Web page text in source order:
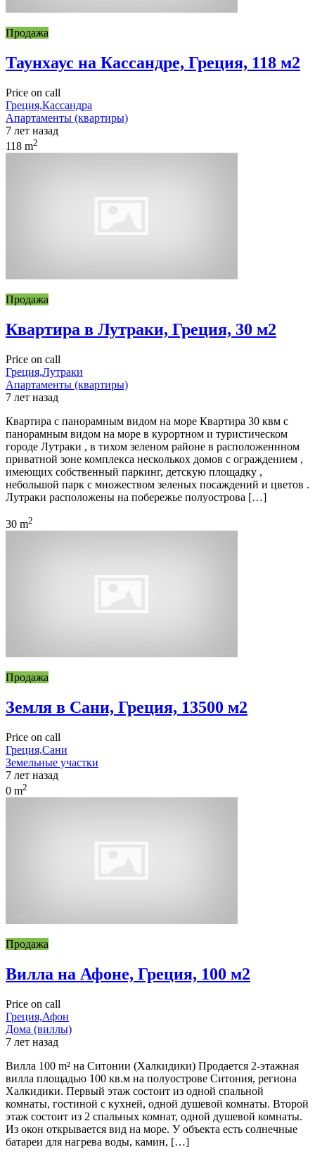
Продажа
Таунхаус на Кассандре, Греция, 118 м2
Price on call
Греция,Кассандра
Апартаменты (квартиры)
7 лет назад
118 m2
Продажа
Квартира в Лутраки, Греция, 30 м2
Price on call
Греция,Лутраки
Апартаменты (квартиры)
7 лет назад
Квартира с панорамным видом на море Квартира 30 квм с
панорамным видом на море в курортном и туристическом
городе Лутраки , в тихом зеленом районе в расположеннном
приватной зоне комплекса несколькох домов с ограждением ,
имеющих собственный паркинг, детскую площадку ,
небольшой парк с множеством зеленых посаждений и цветов .
Лутраки расположены на побережье полуострова […]
30 m2
Продажа
Земля в Сани, Греция, 13500 м2
Price on call
Греция,Сани
Земельные участки
7 лет назад
0 m2
Продажа
Вилла на Афоне, Греция, 100 м2
Price on call
Греция,Афон
Дома (виллы)
7 лет назад
Вилла 100 m² на Ситонии (Халкидики) Продается 2-этажная
вилла площадью 100 кв.м на полуострове Ситония, региона
Халкидики. Первый этаж состоит из одной спальной
комнаты, гостиной с кухней, одной душевой комнаты. Второй
этаж состоит из 2 спальных комнат, одной душевой комнаты.
Из окон открывается вид на море. У объекта есть солнечные
батареи для нагрева воды, камин, […]